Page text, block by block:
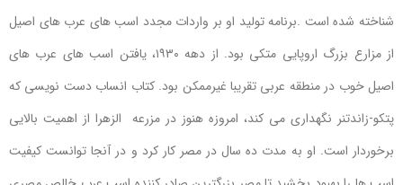
شناخته شده است .برنامه تولید او بر واردات مجدد اسب های عرب های اصیل
از مزارع بزرگ اروپایی متکی بود. از دهه ۱۹۳۰، یافتن اسب های عرب های
اصیل خوب در منطقه عربی تقریبا غیرممکن بود. کتاب انساب دست نویسی که
پتکو-زاندتنر نگهداری می کند، امروزه هنوز در مزرعه الزهرا از اهمیت بالایی
برخوردار است. او به مدت ده سال در مصر کار کرد و در آنجا توانست کیفیت